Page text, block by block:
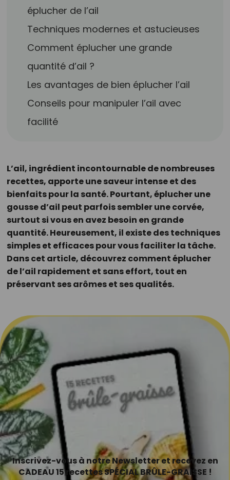
éplucher de l’ail
Techniques modernes et astucieuses
Comment éplucher une grande
quantité d’ail ?
Les avantages de bien éplucher l’ail
Conseils pour manipuler l’ail avec
facilité
L’ail, ingrédient incontournable de nombreuses
recettes, apporte une saveur intense et des
bienfaits pour la santé. Pourtant, éplucher une
gousse d’ail peut parfois sembler une corvée,
surtout si vous en avez besoin en grande
quantité. Heureusement, il existe des techniques
simples et efficaces pour vous faciliter la tâche.
Dans cet article, découvrez comment éplucher
de l’ail rapidement et sans effort, tout en
préservant ses arômes et ses qualités.
Inscrivez-vous à notre Newsletter et recevez en
CADEAU 15 recettes SPÉCIAL BRÛLE-GRAISSE !